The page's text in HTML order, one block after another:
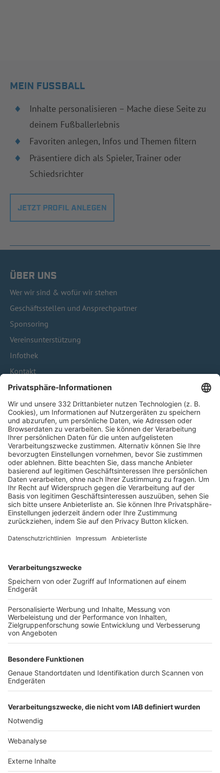
MEIN FUSSBALL
Inhalte personalisieren – Mache diese Seite zu
deinem Fußballerlebnis
Favoriten anlegen, Infos und Themen filtern
Präsentiere dich als Spieler, Trainer oder
Schiedsrichter
JETZT PROFIL ANLEGEN
ÜBER UNS
Wer wir sind & wofür wir stehen
Geschäftsstellen und Ansprechpartner
Sponsoring
Vereinsunterstützung
Infothek
Kontakt
HÄUFIG BESUCHTE SEITEN
Pässe und Vereinswechsel
Trainerausbildung
Schulungsangebot Vereinsmitarbeiter
BFV-Geschäftsstellen
Trainerbörse
Login SpielPlus
FOLGE DEM BFV
TOP-VEREINE
TOP-PARTNER
Nutzungsbedingungen Datenschutz Impressum